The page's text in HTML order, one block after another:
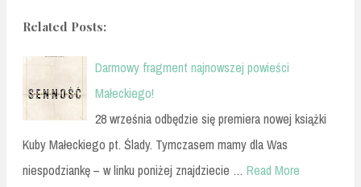
Related Posts:
Darmowy fragment najnowszej powieści
Małeckiego!
28 września odbędzie się premiera nowej książki
Kuby Małeckiego pt. Ślady. Tymczasem mamy dla Was
niespodziankę – w linku poniżej znajdziecie … Read More